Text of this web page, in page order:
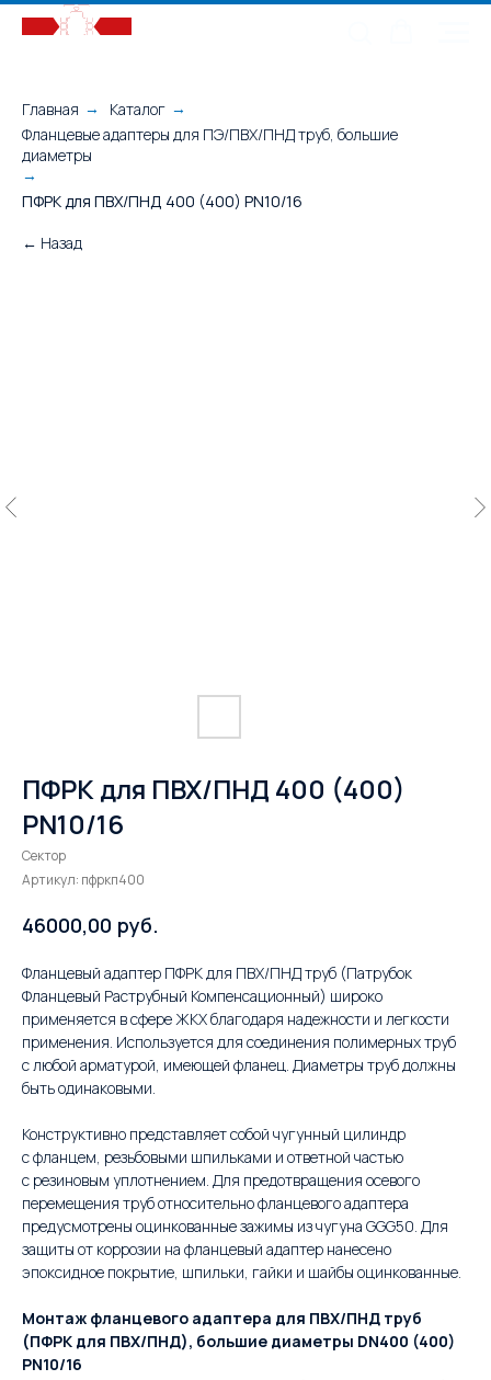
Главная → Каталог →
Фланцевые адаптеры для ПЭ/ПВХ/ПНД труб, большие
диаметры
→
ПФРК для ПВХ/ПНД 400 (400) PN10/16
← Назад
ПФРК для ПВХ/ПНД 400 (400)
PN10/16
Сектор
Артикул: пфркп400
46000,00 руб.
Фланцевый адаптер ПФРК для ПВХ/ПНД труб (Патрубок
Фланцевый Раструбный Компенсационный) широко
применяется в сфере ЖКХ благодаря надежности и легкости
применения. Используется для соединения полимерных труб
с любой арматурой, имеющей фланец. Диаметры труб должны
быть одинаковыми.
Конструктивно представляет собой чугунный цилиндр
с фланцем, резьбовыми шпильками и ответной частью
с резиновым уплотнением. Для предотвращения осевого
перемещения труб относительно фланцевого адаптера
предусмотрены оцинкованные зажимы из чугуна GGG50. Для
защиты от коррозии на фланцевый адаптер нанесено
эпоксидное покрытие, шпильки, гайки и шайбы оцинкованные.
Монтаж фланцевого адаптера для ПВХ/ПНД труб
(ПФРК для ПВХ/ПНД), большие диаметры DN400 (400)
PN10/16